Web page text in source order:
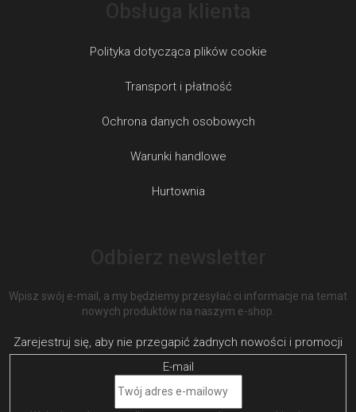
Polityka dotycząca plików cookie
Transport i płatność
Ochrona danych osobowych
Warunki handlowe
Hurtownia
Wpisz swój e-mail, a my będziemy przesyłać ci informacje na temat
nowych produktów na naszym e-shop.
E-mail